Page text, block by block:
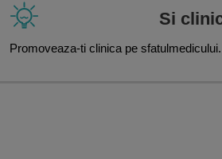
Si
Promoveaza-ti clinica pe